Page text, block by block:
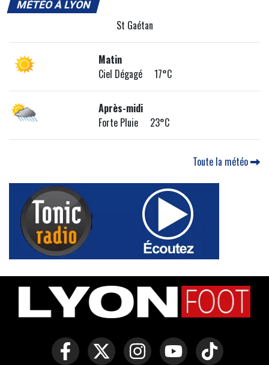
MÉTÉO À LYON
St Gaétan
Matin
Ciel Dégagé 17°C
Après-midi
Forte Pluie 23°C
Toute la météo